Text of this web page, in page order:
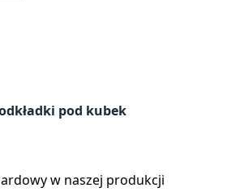
pod kubek
w naszej produkcji